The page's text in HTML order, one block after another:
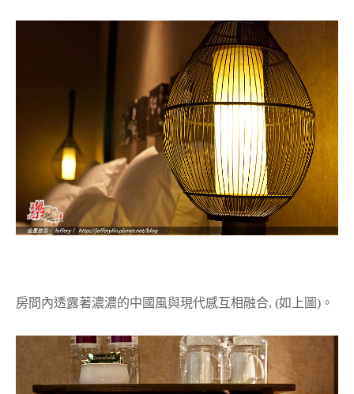
房間內透露著濃濃的中國風與現代感互相融合, (如上圖)。